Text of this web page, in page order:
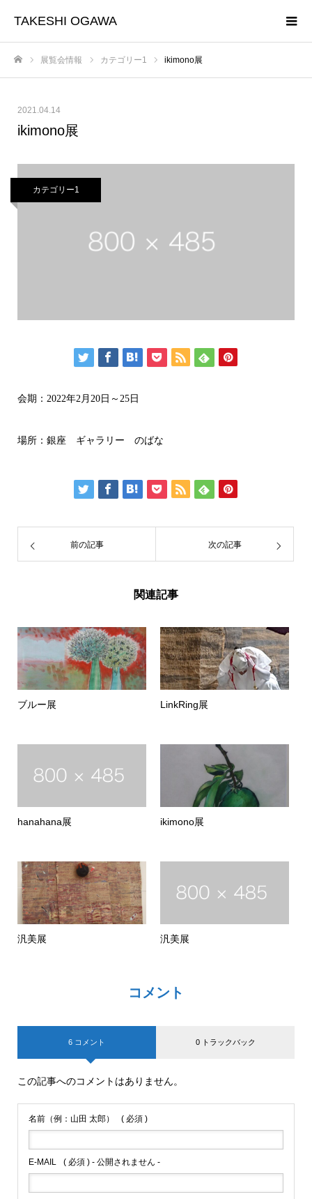
TAKESHI OGAWA
展覧会情報 カテゴリー1 ikimono展
2021.04.14
ikimono展
カテゴリー1
会期：2022年2月20日～25日
場所：銀座 ギャラリー のばな
前の記事 次の記事
関連記事
ブルー展 LinkRing展
hanahana展 ikimono展
汎美展 汎美展
コメント
6 コメント 0 トラックバック
この記事へのコメントはありません。
名前（例：山田 太郎） ( 必須 )
E-MAIL ( 必須 ) - 公開されません -